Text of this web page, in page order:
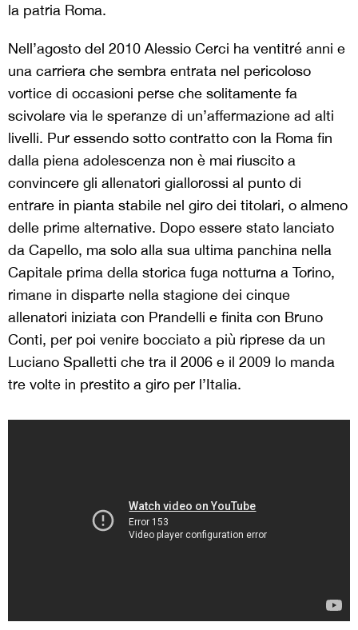
la patria Roma.
Nell’agosto del 2010 Alessio Cerci ha ventitré anni e
una carriera che sembra entrata nel pericoloso
vortice di occasioni perse che solitamente fa
scivolare via le speranze di un’affermazione ad alti
livelli. Pur essendo sotto contratto con la Roma fin
dalla piena adolescenza non è mai riuscito a
convincere gli allenatori giallorossi al punto di
entrare in pianta stabile nel giro dei titolari, o almeno
delle prime alternative. Dopo essere stato lanciato
da Capello, ma solo alla sua ultima panchina nella
Capitale prima della storica fuga notturna a Torino,
rimane in disparte nella stagione dei cinque
allenatori iniziata con Prandelli e finita con Bruno
Conti, per poi venire bocciato a più riprese da un
Luciano Spalletti che tra il 2006 e il 2009 lo manda
tre volte in prestito a giro per l’Italia.